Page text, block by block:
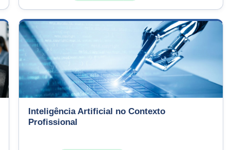
Inteligência Artificial no Contexto
Profissional